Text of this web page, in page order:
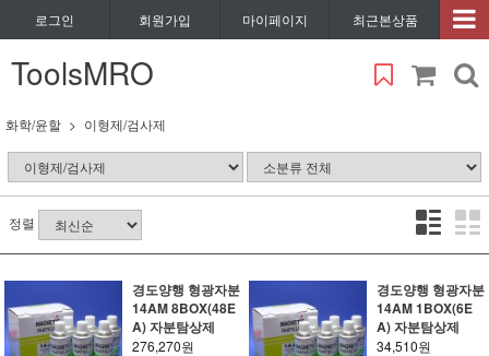
로그인 회원가입 마이페이지 최근본상품
ToolsMRO
화학/윤할 이형제/검사제
정렬
경도양행 형광자분
14AM 8BOX(48E
A) 자분탐상제
276,270원
경도양행 형광자분
14AM 1BOX(6E
A) 자분탐상제
34,510원